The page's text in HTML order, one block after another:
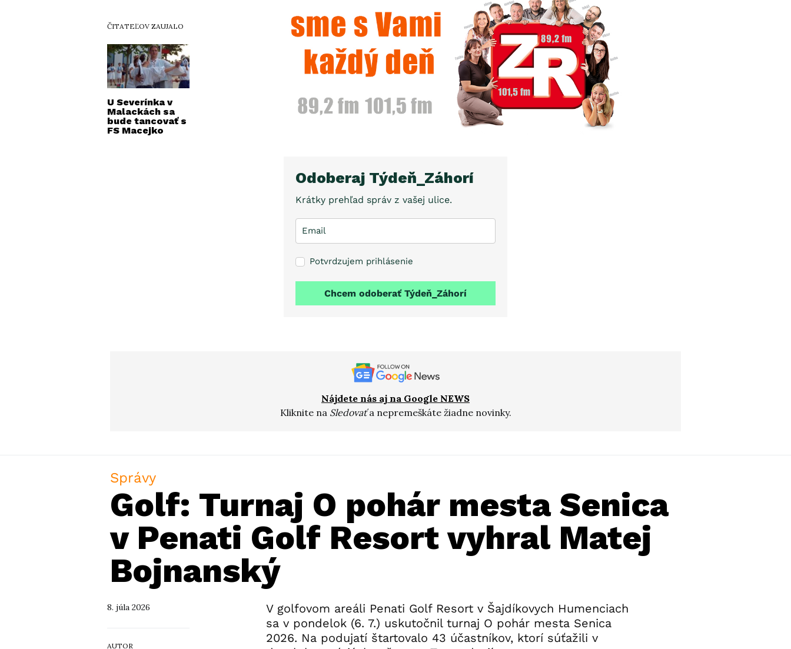
ČITATEĽOV ZAUJALO
U Severínka v
Malackách sa
bude tancovať s
FS Macejko
Odoberaj Týdeň_Záhorí
Krátky prehľad správ z vašej ulice.
Potvrdzujem prihlásenie
Chcem odoberať Týdeň_Záhorí
Nájdete nás aj na Google NEWS
Kliknite na Sledovaťa nepremeškáte žiadne novinky.
Správy
Golf: Turnaj O pohár mesta Senica
v Penati Golf Resort vyhral Matej
Bojnanský
8. júla 2026
AUTOR
V golfovom areáli Penati Golf Resort v Šajdíkovych Humenciach
sa v pondelok (6. 7.) uskutočnil turnaj O pohár mesta Senica
2026. Na podujatí štartovalo 43 účastníkov, ktorí súťažili v